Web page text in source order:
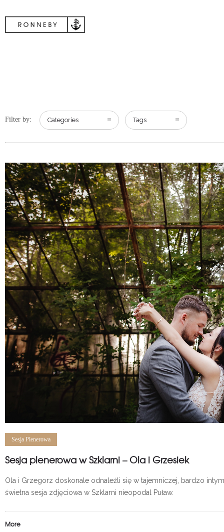
Filter by: Categories Tags
Sesja Plenerowa
Sesja plenerowa w Szklarni – Ola i Grzesiek
Ola i Grzegorz doskonale odnaleźli się w tajemniczej, bardzo
świetna sesja zdjęciowa w Szklarni nieopodal Puław.
More